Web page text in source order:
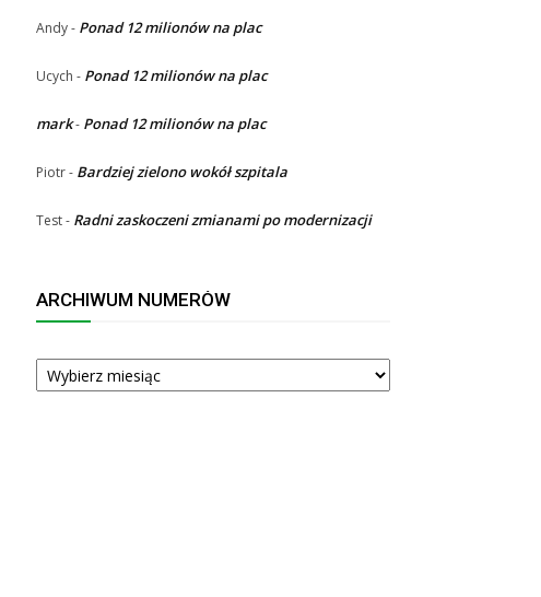
Andy- Ponad 12 milionów na plac
Ucych - Ponad 12 milionów na plac
mark- Ponad 12 milionów na plac
Piotr- Bardziej zielono wokół szpitala
Test- Radni zaskoczeni zmianami po modernizacji
ARCHIWUM NUMERÓW
ARCHIWUM
NUMERÓW